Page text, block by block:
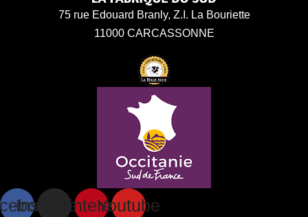
75 rue Edouard Branly, Z.I. La Bouriette
11000 CARCASSONNE
InstagramPinterestYoutube